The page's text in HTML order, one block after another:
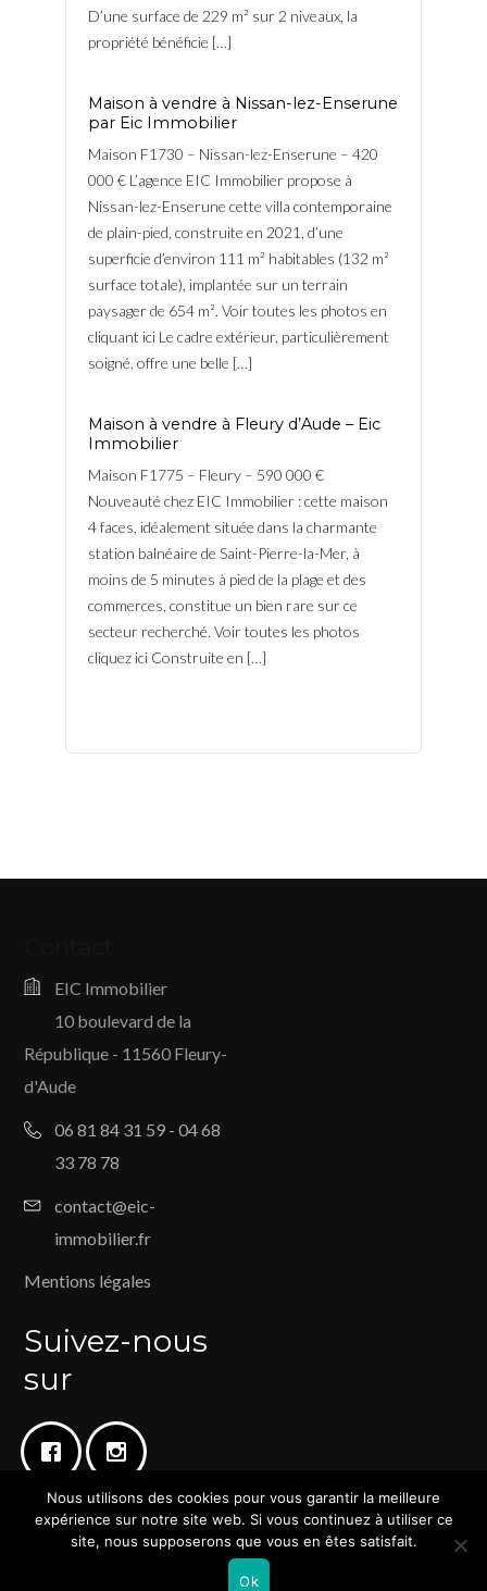
D’une surface de 229 m² sur 2 niveaux, la
propriété bénéficie […]
Maison à vendre à Nissan-lez-Enserune
par Eic Immobilier
Maison F1730 – Nissan-lez-Enserune – 420
000 € L’agence EIC Immobilier propose à
Nissan-lez-Enserune cette villa contemporaine
de plain-pied, construite en 2021, d’une
superficie d’environ 111 m² habitables (132 m²
surface totale), implantée sur un terrain
paysager de 654 m². Voir toutes les photos en
cliquant ici Le cadre extérieur, particulièrement
soigné, offre une belle […]
Maison à vendre à Fleury d’Aude – Eic
Immobilier
Maison F1775 – Fleury – 590 000 €
Nouveauté chez EIC Immobilier : cette maison
4 faces, idéalement située dans la charmante
station balnéaire de Saint-Pierre-la-Mer, à
moins de 5 minutes à pied de la plage et des
commerces, constitue un bien rare sur ce
secteur recherché. Voir toutes les photos
cliquez ici Construite en […]
EIC Immobilier
10 boulevard de la
République - 11560 Fleury-
d'Aude
06 81 84 31 59 - 04 68
33 78 78
contact@eic-
immobilier.fr
Mentions légales
Suivez-nous
sur
© Copyright 2025 | Tous droits réservés EIC Immobilier | Création
Blackrank by Slcom
Nous utilisons des cookies pour vous garantir la meilleure
expérience sur notre site web. Si vous continuez à utiliser ce
site, nous supposerons que vous en êtes satisfait.
Ok